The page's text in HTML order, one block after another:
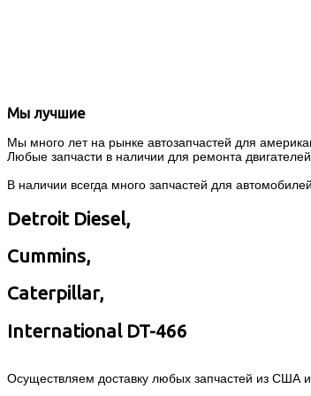
Мы лучшие
Мы много лет на рынке автозапчастей для
Любые запчасти в наличии для ремонта двигателей.
В наличии всегда много запчастей для
Detroit Diesel,
Cummins,
Caterpillar,
International DT-466
Осуществляем доставку любых запчастей из США